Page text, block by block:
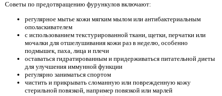
Советы по предотвращению фурункулов включают:
регулярное мытье кожи мягким мылом или антибактериальным
ополаскивателем
с использованием текстурированной ткани, щетки, перчатки или
мочалки для отшелушивания кожи раз в неделю, особенно
подмышек, паха, лица и плечи
оставаться гидратированным и придерживаться питательной диеты
для улучшения иммунной функции
регулярно заниматься спортом
чистить и прикрывать сломанную или поврежденную кожу
стерильной повязкой, например повязкой или марлей